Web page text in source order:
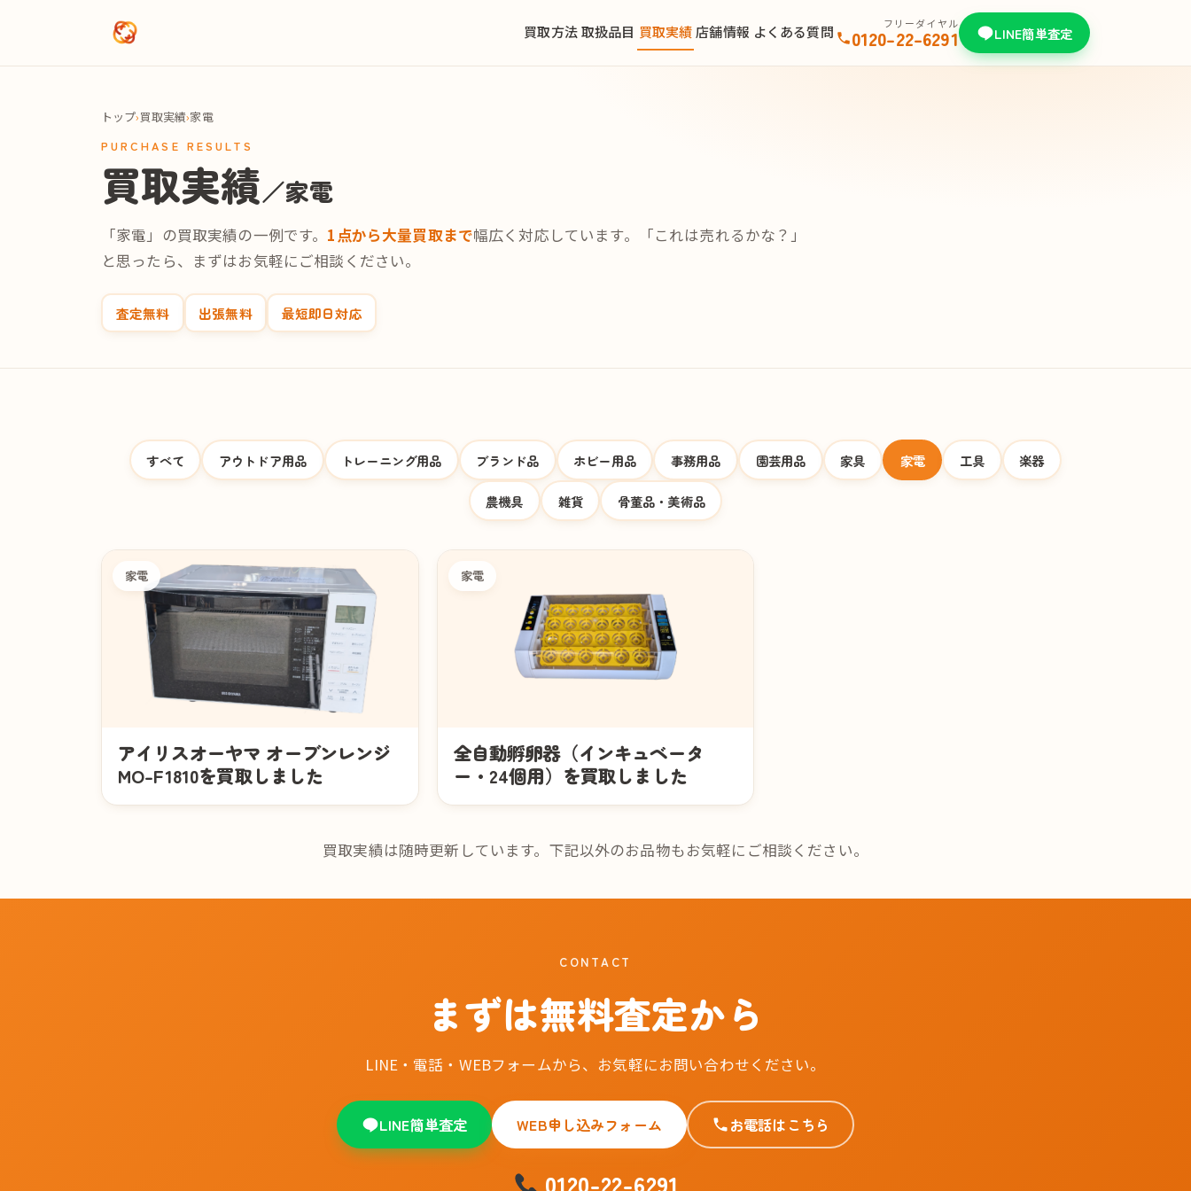
買取方法取扱品目 買取実績 店舗情報 よくある質問 フリーダイヤル
0120-22-6291 LINE簡単査定
トップ›買取実績›家電
PURCHASE RESULTS
買取実績／家電
「家電」の買取実績の一例です。 1点から大量買取まで幅広く対応しています。「これは売れるかな？」
と思ったら、まずはお気軽にご相談ください。
査定無料 出張無料 最短即日対応
すべて アウトドア用品 トレーニング用品 ブランド品 ホビー用品 事務用品 園芸用品 家具 家電 工具 楽器
農機具 雑貨 骨董品・美術品
家電
アイリスオーヤマ オーブンレンジ
MO-F1810を買取しました
家電
全自動孵卵器（インキュベータ
ー・24個用）を買取しました
買取実績は随時更新しています。下記以外のお品物もお気軽にご相談ください。
CONTACT
まずは無料査定から
LINE・電話・WEBフォームから、お気軽にお問い合わせください。
LINE簡単査定 WEB申し込みフォーム お電話はこちら
0120-22-6291